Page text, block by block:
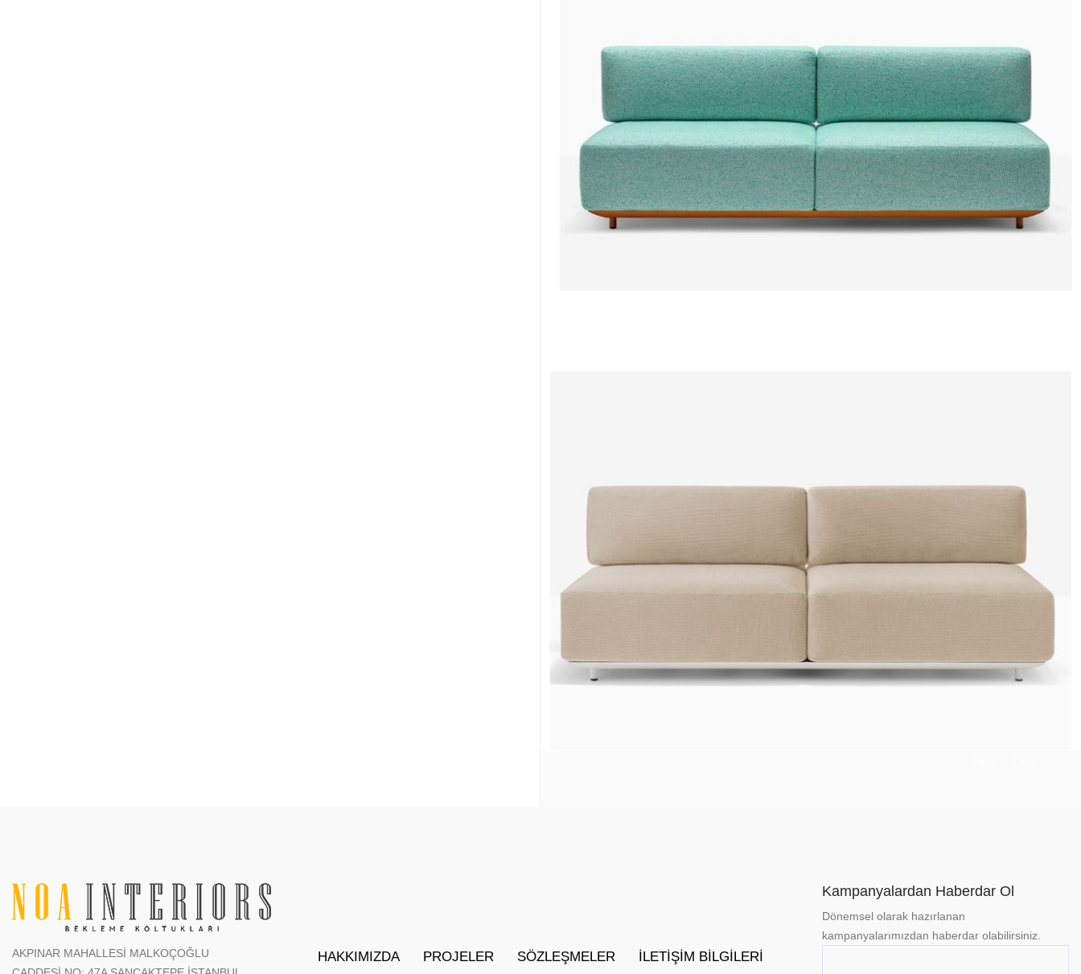
AKPINAR MAHALLESİ MALKOÇOĞLU
HAKKIMIZDA PROJELER SÖZLEŞMELER İLETIŞIM BILGILERI
Kampanyalardan Haberdar Ol
Dönemsel olarak hazırlanan
kampanyalarımızdan haberdar olabilirsiniz.